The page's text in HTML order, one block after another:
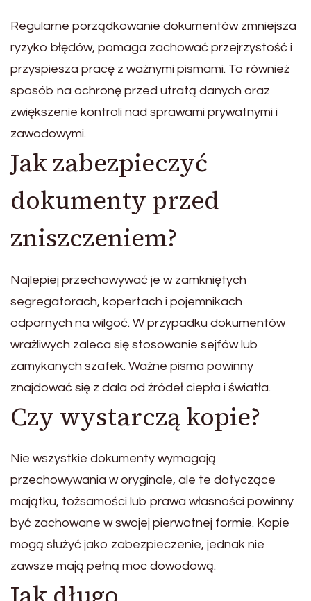
Regularne porządkowanie dokumentów zmniejsza
ryzyko błędów, pomaga zachować przejrzystość i
przyspiesza pracę z ważnymi pismami. To również
sposób na ochronę przed utratą danych oraz
zwiększenie kontroli nad sprawami prywatnymi i
zawodowymi.
Jak zabezpieczyć
dokumenty przed
zniszczeniem?
Najlepiej przechowywać je w zamkniętych
segregatorach, kopertach i pojemnikach
odpornych na wilgoć. W przypadku dokumentów
wrażliwych zaleca się stosowanie sejfów lub
zamykanych szafek. Ważne pisma powinny
znajdować się z dala od źródeł ciepła i światła.
Czy wystarczą kopie?
Nie wszystkie dokumenty wymagają
przechowywania w oryginale, ale te dotyczące
majątku, tożsamości lub prawa własności powinny
być zachowane w swojej pierwotnej formie. Kopie
mogą służyć jako zabezpieczenie, jednak nie
zawsze mają pełną moc dowodową.